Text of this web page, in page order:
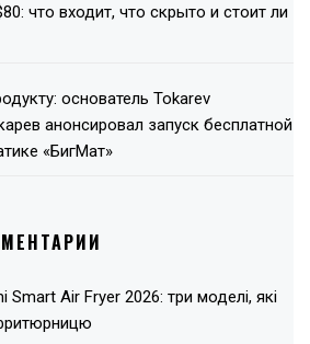
что входит, что скрыто и стоит ли
основатель Tokarev
анонсировал запуск бесплатной
«БигМат»
Smart Air Fryer 2026: три моделі, які